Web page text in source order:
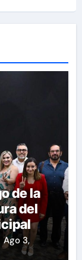
de la
del
Ago 3,